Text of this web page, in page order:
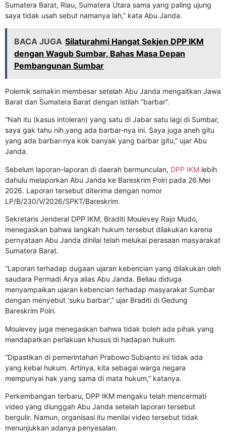
Sumatera Barat, Riau, Sumatera Utara sama yang paling ujung
saya tidak usah sebut namanya lah,” kata Abu Janda.
BACA JUGA Silaturahmi Hangat Sekjen DPP IKM
dengan Wagub Sumbar, Bahas Masa Depan
Pembangunan Sumbar
Polemik semakin membesar setelah Abu Janda mengaitkan Jawa
Barat dan Sumatera Barat dengan istilah “barbar”.
“Nah itu (kasus intoleran) yang satu di Jabar satu lagi di Sumbar,
saya gak tahu nih yang ada barbar-nya ini. Saya juga aneh gitu
yang ada barbar-nya kok banyak yang barbar gitu,” ujar Abu
Janda.
Sebelum laporan-laporan di daerah bermunculan, DPP IKM lebih
dahulu melaporkan Abu Janda ke Bareskrim Polri pada 26 Mei
2026. Laporan tersebut diterima dengan nomor
LP/B/230/V/2026/SPKT/Bareskrim.
Sekretaris Jenderal DPP IKM, Braditi Moulevey Rajo Mudo,
menegaskan bahwa langkah hukum tersebut dilakukan karena
pernyataan Abu Janda dinilai telah melukai perasaan masyarakat
Sumatera Barat.
“Laporan terhadap dugaan ujaran kebencian yang dilakukan oleh
saudara Permadi Arya alias Abu Janda. Beliau diduga
menyampaikan ujaran kebencian terhadap masyarakat Sumbar
dengan menyebut ‘suku barbar’,” ujar Braditi di Gedung
Bareskrim Polri.
Moulevey juga menegaskan bahwa tidak boleh ada pihak yang
mendapatkan perlakuan khusus di hadapan hukum.
“Dipastikan di pemerintahan Prabowo Subianto ini tidak ada
yang kebal hukum. Artinya, kita sebagai warga negara
mempunyai hak yang sama di mata hukum,” katanya.
Perkembangan terbaru, DPP IKM mengaku telah mencermati
video yang diunggah Abu Janda setelah laporan tersebut
bergulir. Namun, organisasi itu menilai video tersebut tidak
menunjukkan adanya penyesalan.